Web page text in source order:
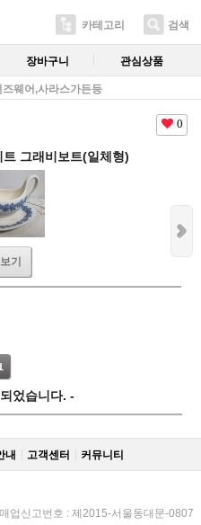
카테고리 검색
장바구니 관심상품
웨어,사라스가든등
0
그래비보트(일체형)
기
었습니다. -
내 고객센터 커뮤니티
업신고번호 : 제2015-서울동대문-0807